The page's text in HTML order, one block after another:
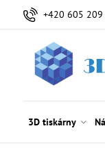
+420 605 209
3D tiskárny